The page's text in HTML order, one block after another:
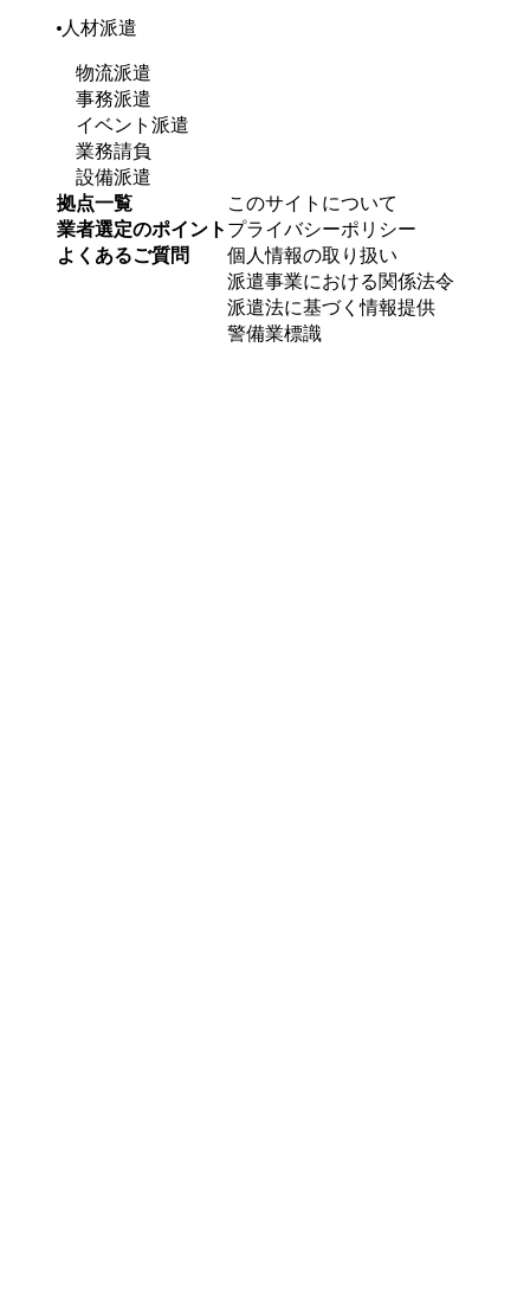
人材派遣
物流派遣
事務派遣
イベント派遣
業務請負
設備派遣
拠点一覧
業者選定のポイント
よくあるご質問
このサイトについて
プライバシーポリシー
個人情報の取り扱い
派遣事業における関係法令
派遣法に基づく情報提供
警備業標識